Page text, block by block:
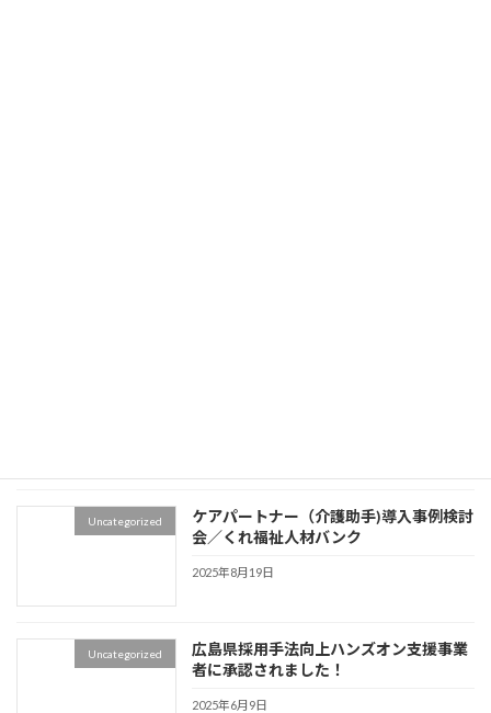
Uncategorized
ケアパートナー（介護助手)導入事例検討
会／くれ福祉人材バンク
2025年8月19日
Uncategorized
広島県採用手法向上ハンズオン支援事業
者に承認されました！
2025年6月9日